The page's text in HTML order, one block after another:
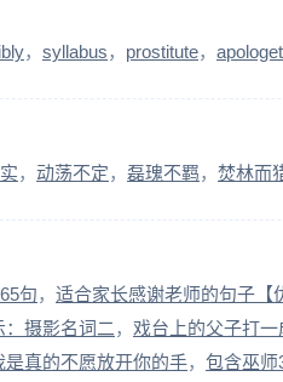
syllabus prostitute
动荡不定 磊瑰不羁 焚林而
句
适合家长感谢老师的句子【
摄影名词二
戏台上的父子打一
是真的不愿放开你的手
包含巫师